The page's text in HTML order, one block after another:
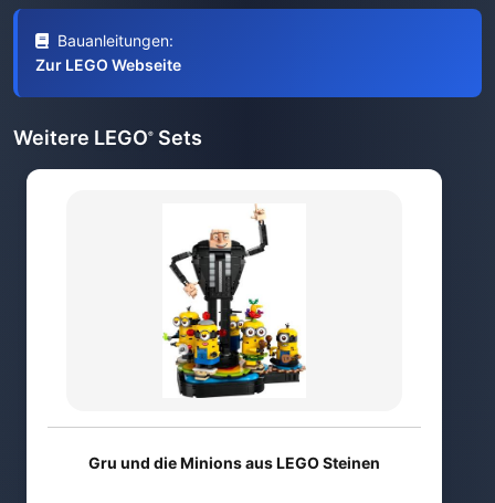
Bauanleitungen:
Zur LEGO Webseite
Weitere LEGO® Sets
Gru und die Minions aus LEGO Steinen